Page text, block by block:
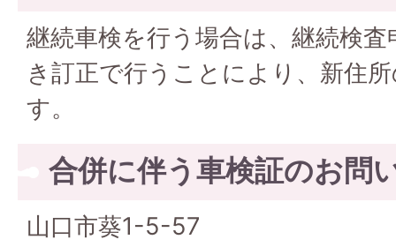
継続車検を行う場合は、継続検
き訂正で行うことにより、新住
す。
合併に伴う車検証のお問
山口市葵1-5-57